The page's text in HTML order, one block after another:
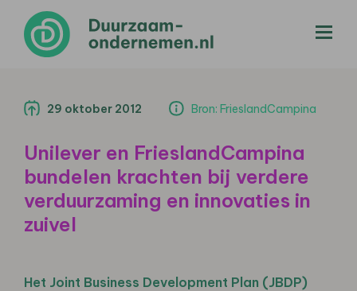
29 oktober 2012 Bron: FrieslandCampina
Unilever en FrieslandCampina
bundelen krachten bij verdere
verduurzaming en innovaties in
zuivel
Het Joint Business Development Plan (JBDP)